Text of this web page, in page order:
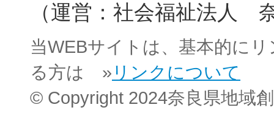
（運営：社会福祉法人
当WEBサイトは、基本的に
る方は » リンクについて
© Copyright 2024奈良県地域